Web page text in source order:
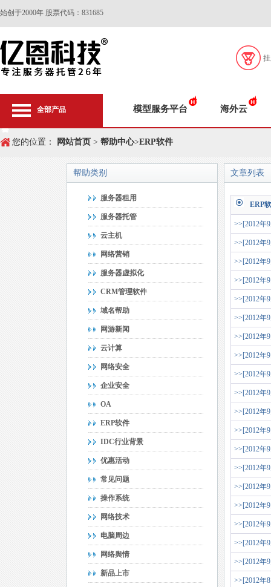
始创于2000年 股票代码：831685
全部产品 模型服务平台 海外云
您的位置： 网站首页 > 帮助中心>ERP软件
帮助类别
服务器租用
服务器托管
云主机
网络营销
服务器虚拟化
CRM管理软件
域名帮助
网游新闻
云计算
网络安全
企业安全
OA
ERP软件
IDC行业背景
优惠活动
常见问题
操作系统
网络技术
电脑周边
网络舆情
新品上市
文章列表
ERP
>>[2012年
>>[2012年
>>[2012年
>>[2012年
>>[2012年
>>[2012年
>>[2012年
>>[2012年
>>[2012年
>>[2012年
>>[2012年
>>[2012年
>>[2012年
>>[2012年
>>[2012年
>>[2012年
>>[2012年
>>[2012年
>>[2012年
>>[2012年